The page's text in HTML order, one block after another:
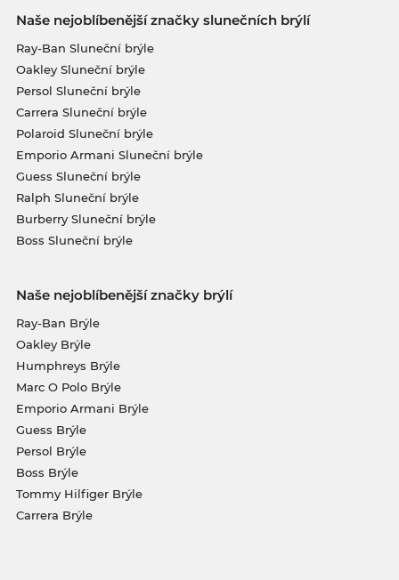
Naše nejoblíbenější značky slunečních brýlí
Ray-Ban Sluneční brýle
Oakley Sluneční brýle
Persol Sluneční brýle
Carrera Sluneční brýle
Polaroid Sluneční brýle
Emporio Armani Sluneční brýle
Guess Sluneční brýle
Ralph Sluneční brýle
Burberry Sluneční brýle
Boss Sluneční brýle
Naše nejoblíbenější značky brýlí
Ray-Ban Brýle
Oakley Brýle
Humphreys Brýle
Marc O Polo Brýle
Emporio Armani Brýle
Guess Brýle
Persol Brýle
Boss Brýle
Tommy Hilfiger Brýle
Carrera Brýle